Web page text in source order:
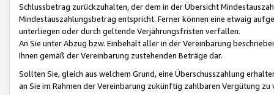
Schlussbetrag zurückzuhalten, der dem in der Übersicht
Mindestauszahlungsbetrag entspricht. Ferner können eine etwaig
unterliegen oder durch geltende Verjährungsfristen verfallen.
An Sie unter Abzug bzw. Einbehalt aller in der Vereinbarung
Ihnen gemäß der Vereinbarung zustehenden Beträge dar.
Sollten Sie, gleich aus welchem Grund, eine Überschusszahlung
an Sie im Rahmen der Vereinbarung zukünftig zahlbaren Vergütung zu